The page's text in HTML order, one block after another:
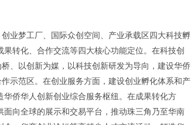
业梦工厂、国际众创空间、产业承载区四大科技孵
转化、合作交流等四大核心功能定位。在科技创
、以创新为媒，以科技创新研发为导向，建设华侨
示范区。在创业服务方面，建设创业孵化体系和产
侨华人创新创业综合服务枢纽。在成果转化方
向全球的展示和交易平台，推动珠三角乃至华南